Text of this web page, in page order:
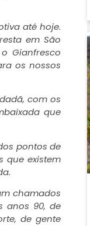
até hoje.
em São
Gianfresco
os nossos
com os
que
pontos de
que existem
chamados
anos 90, de
de gente